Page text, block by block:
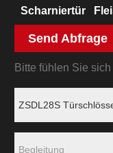
Scharniertür
Send Abfrage
Bitte fühlen Sie